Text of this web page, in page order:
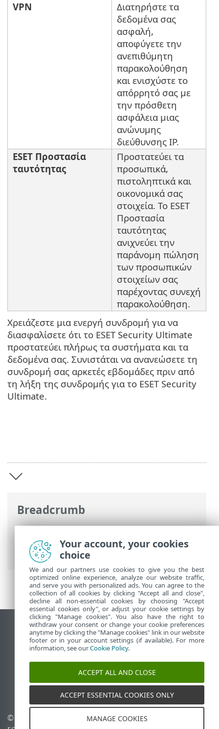
Breadcrumb
Ηλεκτρονική βοήθεια ESET>ESET
Security Ultimate>ESET Security
Ultimate
VPN
Διατηρήστε τα
δεδομένα σας
ασφαλή,
αποφύγετε την
ανεπιθύμητη
παρακολούθηση
και ενισχύστε το
απόρρητό σας με
την πρόσθετη
ασφάλεια μιας
ανώνυμης
διεύθυνσης IP.
ESET Προστασία
ταυτότητας
Προστατεύει τα
προσωπικά,
πιστοληπτικά και
οικονομικά σας
στοιχεία. Το ESET
Προστασία
ταυτότητας
ανιχνεύει την
παράνομη πώληση
των προσωπικών
στοιχείων σας
παρέχοντας συνεχή
παρακολούθηση.
Χρειάζεστε μια ενεργή συνδρομή για να
διασφαλίσετε ότι το ESET Security Ultimate
προστατεύει πλήρως τα συστήματα και τα
δεδομένα σας. Συνιστάται να ανανεώσετε τη
συνδρομή σας αρκετές εβδομάδες πριν από
τη λήξη της συνδρομής για το ESET Security
Ultimate.
Προβολή ιστότοπου επιφάνειας εργασίας
End of Life
Γνωσιακή βάση ESET
Ομάδα συζήτησης ESET
ESET Status Portal
Τοπική υποστήριξη
© 1992 - 2025 ESET, spol. s
Διαχείριση cookies
Your account, your cookies
choice
We and our partners use cookies to give you the best
optimized online experience, analyze our website traffic,
and serve you with personalized ads. You can agree to the
collection of all cookies by clicking "Accept all and close",
decline all non-essential cookies by choosing "Accept
essential cookies only", or adjust your cookie settings by
clicking "Manage cookies". You also have the right to
withdraw your consent or change your cookie preferences
anytime by clicking the "Manage cookies" link in our website
footer or in your account settings (if available). For more
information, see ourCookie Policy.
ACCEPT ALL AND CLOSE
ACCEPT ESSENTIAL COOKIES ONLY
MANAGE COOKIES